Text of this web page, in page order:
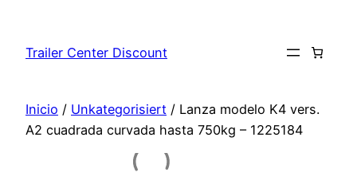
contenido
Trailer Center Discount
Inicio / Unkategorisiert / Lanza modelo K4 vers.
A2 cuadrada curvada hasta 750kg – 1225184